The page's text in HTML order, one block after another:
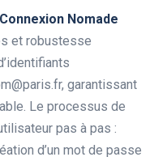
Connexion Nomade
et robustesse
garantissant
Le processus de
pas à pas :
d’un mot de passe